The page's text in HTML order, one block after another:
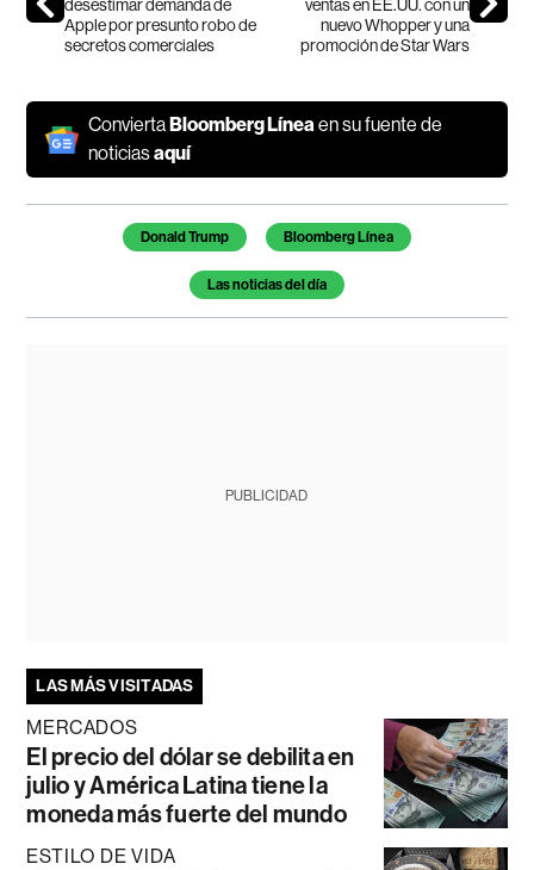
desestimar demanda de
Apple por presunto robo de
secretos comerciales
ventas en EE.UU. con un
nuevo Whopper y una
promoción de Star Wars
Convierta Bloomberg Líneaen su fuente de
noticiasaquí
Temas de este artículo
Donald Trump Bloomberg Línea
Las noticias del día
PUBLICIDAD
LAS MÁS VISITADAS
MERCADOS
El precio del dólar se debilita en
julio y América Latina tiene la
moneda más fuerte del mundo
ESTILO DE VIDA